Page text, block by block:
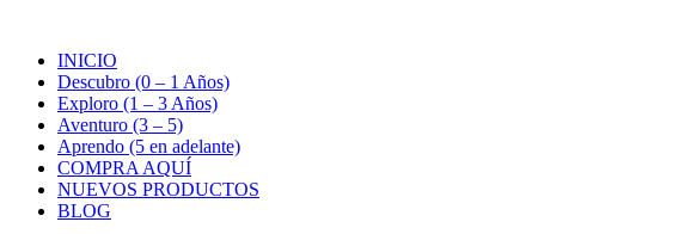
INICIO
Descubro (0 – 1 Años)
Exploro (1 – 3 Años)
Aventuro (3 – 5)
Aprendo (5 en adelante)
COMPRA AQUÍ
NUEVOS PRODUCTOS
BLOG